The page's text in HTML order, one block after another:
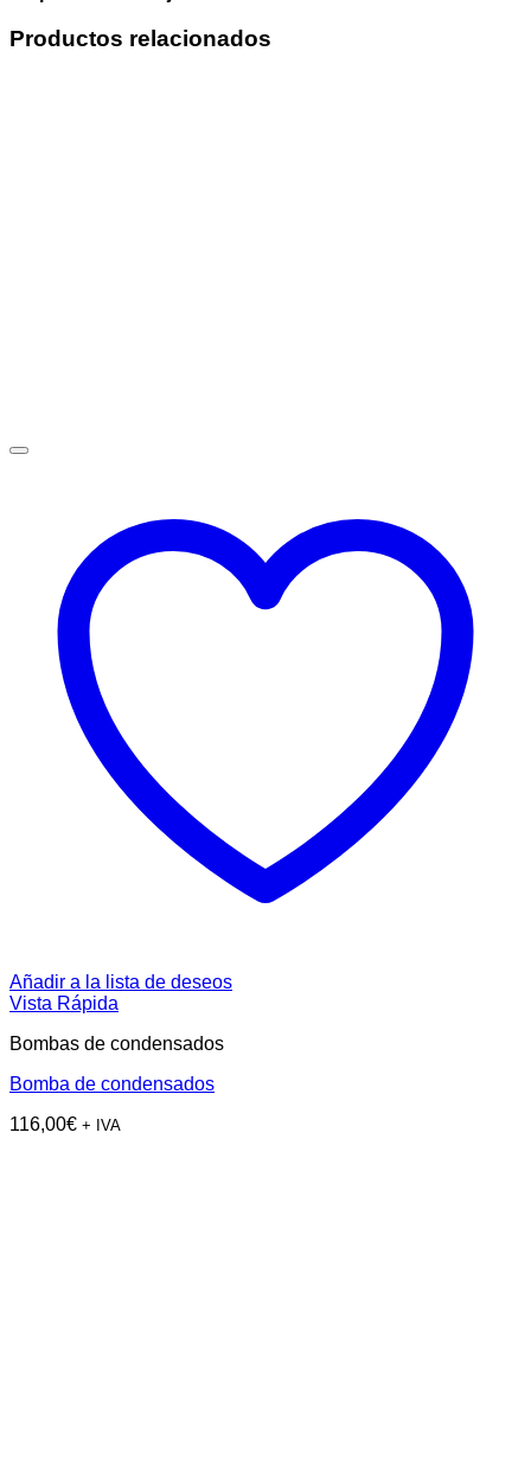
Productos relacionados
Añadir a la lista de deseos
Vista Rápida
Bombas de condensados
Bomba de condensados
116,00€ + IVA